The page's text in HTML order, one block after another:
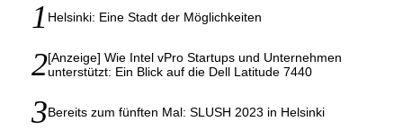
Helsinki: Eine Stadt der Möglichkeiten
[Anzeige] Wie Intel vPro Startups und Unternehmen
unterstützt: Ein Blick auf die Dell Latitude 7440
Bereits zum fünften Mal: SLUSH 2023 in Helsinki